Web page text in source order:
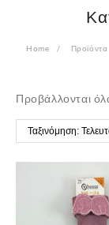
Home Προϊόντα
Προβάλλονται